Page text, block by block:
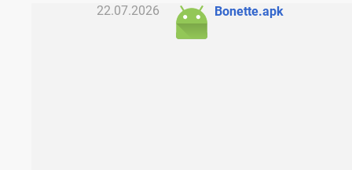
22.07.2026 Bonette.apk